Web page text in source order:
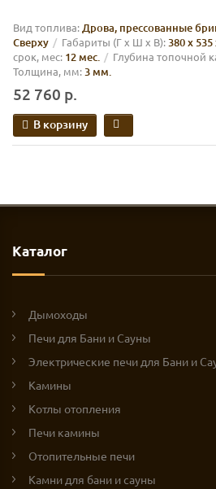
Вид топлива:Дрова, прессованные
Сверху Габариты (Г х Ш х В):380 х
срок, мес: 12 мес. Глубина топочной
Толщина, мм:3 мм.
52 760 р.
В корзину
Каталог
Дымоходы
Печи для Бани и Сауны
Электрические печи для Бани и
Камины
Котлы отопления
Печи камины
Отопительные печи
Камни для бани и сауны